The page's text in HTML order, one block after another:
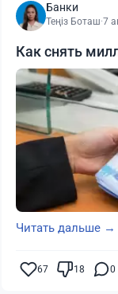
Банки
Теңіз Боташ·7
Как снять
Читать дальше →
67 18 0